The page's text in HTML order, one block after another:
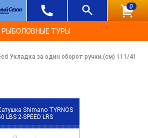
0
РЫБОЛОВНЫЕ ТУРЫ
Укладка за один оборот ручки,(см) 111/41
Shimano TYRNOS
LBS 2-SPEED LRS